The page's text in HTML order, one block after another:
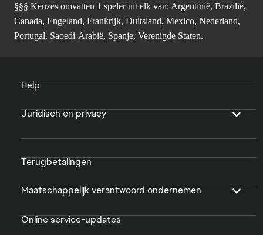
§§§ Keuzes omvatten 1 speler uit elk van: Argentinië, Brazilië,
Canada, Engeland, Frankrijk, Duitsland, Mexico, Nederland,
Portugal, Saoedi-Arabië, Spanje, Verenigde Staten.
Help
Juridisch en privacy
Terugbetalingen
Maatschappelijk verantwoord ondernemen
Online service-updates